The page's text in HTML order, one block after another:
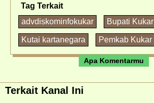
Tag Terkait
advdiskominfokukar
Bupati Kukar
Kutai kartanegara Pemkab Kukar
Apa Komentarmu
Terkait Kanal Ini